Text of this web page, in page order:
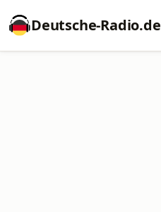
Deutsche-Radio.de